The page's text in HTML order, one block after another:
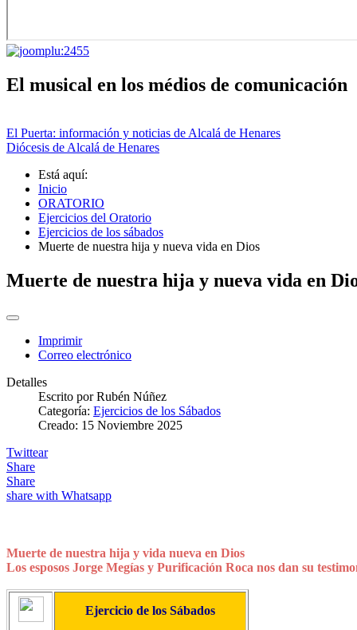
El musical en los médios de comunicación
El Puerta: información y noticias de Alcalá de Henares
Diócesis de Alcalá de Henares
Está aquí:
Inicio
ORATORIO
Ejercicios del Oratorio
Ejercicios de los sábados
Muerte de nuestra hija y nueva vida en Dios
Muerte de nuestra hija y nueva vida en
Imprimir
Correo electrónico
Detalles
Escrito porRubén Núñez
Categoría: Ejercicios de los Sábados
Creado: 15 Noviembre 2025
Twittear
Share
Share
share with Whatsapp
Muerte de nuestra hija y vida nueva en Dios
Los esposos Jorge Megías y Purificación Roca nos dan su
Ejercicio de los Sábados